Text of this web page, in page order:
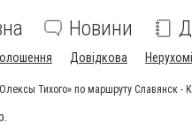
Новини
Довідкова
Тихого» по маршруту Славянск -